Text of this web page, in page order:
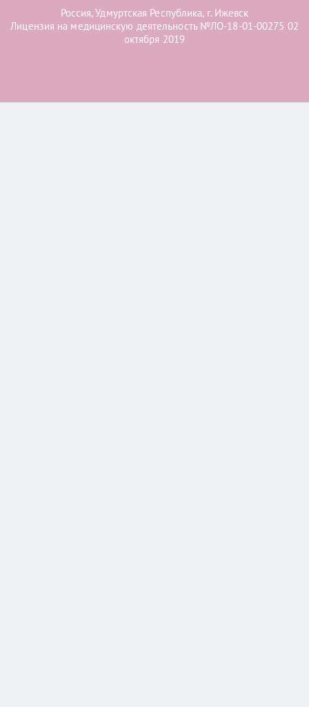
Россия, Удмуртская Республика, г. Ижевск
Лицензия на медицинскую деятельность №ЛО-18-01-00275 02
октября 2019